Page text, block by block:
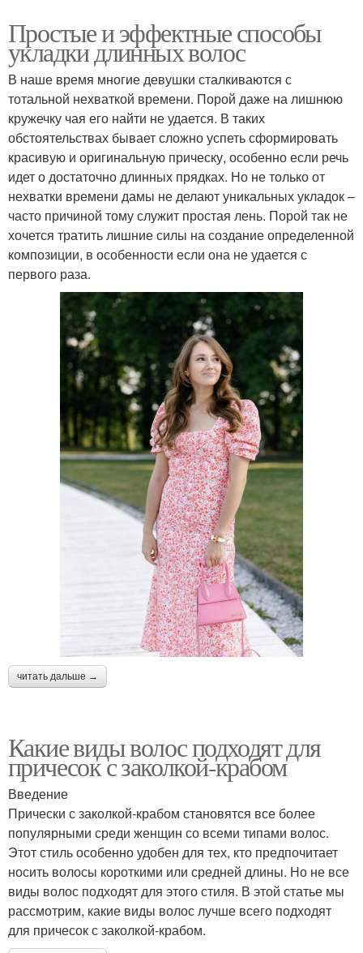
Простые и эффектные способы
укладки длинных волос
В наше время многие девушки сталкиваются с
тотальной нехваткой времени. Порой даже на лишнюю
кружечку чая его найти не удается. В таких
обстоятельствах бывает сложно успеть сформировать
красивую и оригинальную прическу, особенно если речь
идет о достаточно длинных прядках. Но не только от
нехватки времени дамы не делают уникальных укладок –
часто причиной тому служит простая лень. Порой так не
хочется тратить лишние силы на создание определенной
композиции, в особенности если она не удается с
первого раза.
читать дальше →
Какие виды волос подходят для
причесок с заколкой-крабом
Введение
Прически с заколкой-крабом становятся все более
популярными среди женщин со всеми типами волос.
Этот стиль особенно удобен для тех, кто предпочитает
носить волосы короткими или средней длины. Но не все
виды волос подходят для этого стиля. В этой статье мы
рассмотрим, какие виды волос лучше всего подходят
для причесок с заколкой-крабом.